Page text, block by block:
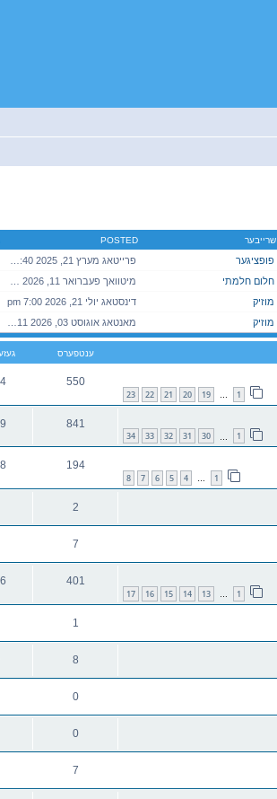
שרייבער POSTED
פופציגער
חלום חלמתי
מוזיק דינסטאג יולי 21, 2026 7:00 pm
מוזיק
ענטפערס
1
…
19
20
21
22
23
550
1
30
31
32
33
34
841
1
…
4
5
6
7
8
194
2
7
1
…
13
14
15
16
17
401
1
8
0
0
7